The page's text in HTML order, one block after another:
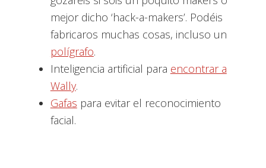
mejor dicho ‘hack-a-makers’. Podéis
fabricaros muchas cosas, incluso un
polígrafo.
Inteligencia artificial para encontrar a
Wally.
Gafas para evitar el reconocimiento
facial.